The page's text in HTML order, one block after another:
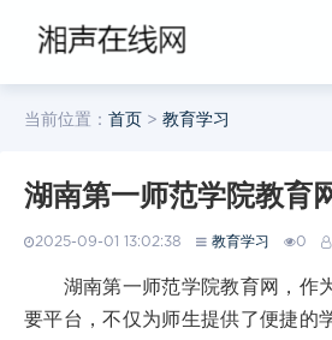
当前位置： 首页 > 教育学习
湖南第一师范学院教育
2025-09-01 13:02:38 教育学习 0
湖南第一师范学院教育网，作
要平台，不仅为师生提供了便捷的